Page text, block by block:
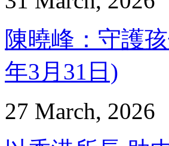
陳曉峰：守護
年3月31日)
27 March, 2026